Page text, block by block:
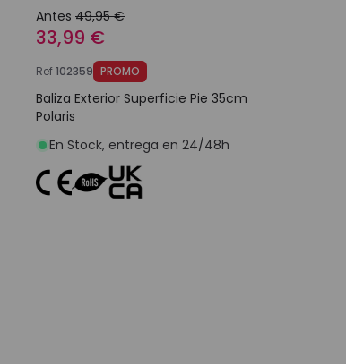
Antes 49,95 €
33,99 €
Ref102359 PROMO
Baliza Exterior Superficie Pie 35cm
Polaris
En Stock, entrega en 24/48h